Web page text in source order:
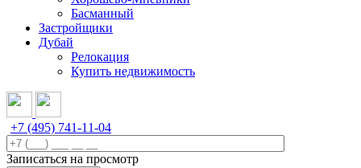
Басманный
Застройщики
Дубай
Релокация
Купить недвижимость
+7 (495) 741-11-04
Записаться на просмотр